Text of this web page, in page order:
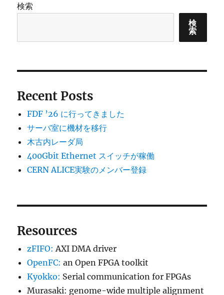
検索
検
索
Recent Posts
FDF ’26 に行ってきました
サーバ室に機材を移行
木古内レーダ局
400Gbit Ethernet スイッチが稼働
CERN ALICE実験のメンバー登録
Resources
zFIFO: AXI DMA driver
OpenFC: an Open FPGA toolkit
Kyokko: Serial communication for FPGAs
Murasaki: genome-wide multiple alignment